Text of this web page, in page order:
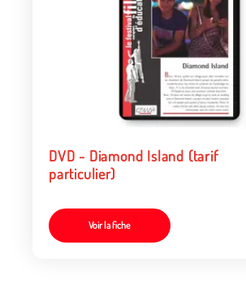
DVD - Diamond Island (tarif
particulier)
Voir la fiche